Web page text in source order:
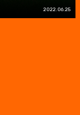
2022.06.25